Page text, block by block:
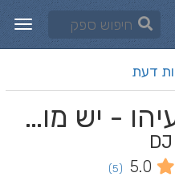
דעת
יניב ישעיהו - יש מוסיקה
5.0
(5)